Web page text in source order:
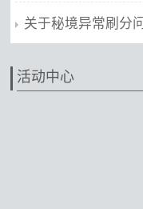
关于秘境异常刷分
活动中心